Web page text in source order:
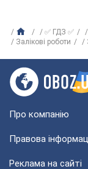
✅ ГДЗ ✅
Залікові роботи
Про компанію
Правова
Реклама на сайті